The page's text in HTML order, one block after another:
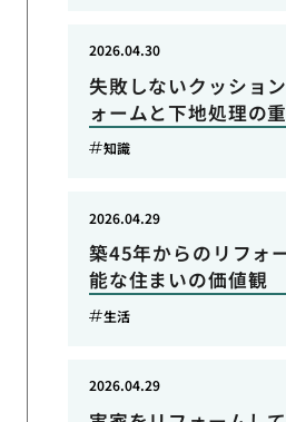
失敗しないクッショ
ォームと下地処理の
2026.04.30
知識
築45年からのリフォ
能な住まいの価値観
2026.04.29
生活
2026.04.29